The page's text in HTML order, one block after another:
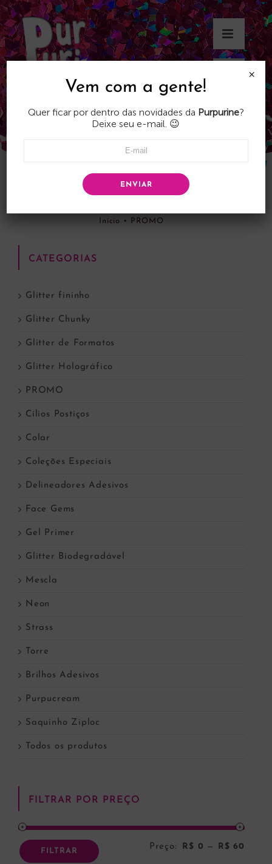
Skip
to
content
Início • PROMO
CATEGORIAS
Glitter fininho
Glitter Chunky
Glitter de Formatos
Glitter Holográfico
PROMO
Cílios Postiços
Colar
Coleções Especiais
Delineadores Adesivos
Face Gems
Gel Primer
Glitter Biodegradável
Mescla
Neon
Strass
Torre
Brilhos Adesivos
Purpucream
Saquinho Ziploc
Todos os produtos
FILTRAR POR PREÇO
FILTRAR Preço: R$ 0 — R$ 60
Vem com a gente!
Quer ficar por dentro das novidades da Purpurine?
Deixe seu e-mail. 😉
ENVIAR
×